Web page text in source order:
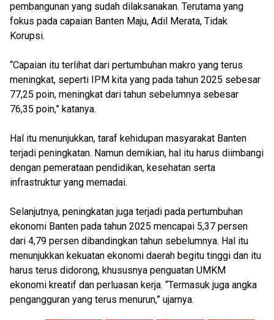
pembangunan yang sudah dilaksanakan. Terutama yang
fokus pada capaian Banten Maju, Adil Merata, Tidak
Korupsi.
“Capaian itu terlihat dari pertumbuhan makro yang terus
meningkat, seperti IPM kita yang pada tahun 2025 sebesar
77,25 poin, meningkat dari tahun sebelumnya sebesar
76,35 poin,” katanya.
Hal itu menunjukkan, taraf kehidupan masyarakat Banten
terjadi peningkatan. Namun demikian, hal itu harus diimbangi
dengan pemerataan pendidikan, kesehatan serta
infrastruktur yang memadai.
Selanjutnya, peningkatan juga terjadi pada pertumbuhan
ekonomi Banten pada tahun 2025 mencapai 5,37 persen
dari 4,79 persen dibandingkan tahun sebelumnya. Hal itu
menunjukkan kekuatan ekonomi daerah begitu tinggi dan itu
harus terus didorong, khususnya penguatan UMKM
ekonomi kreatif dan perluasan kerja. “Termasuk juga angka
pengangguran yang terus menurun,” ujarnya.